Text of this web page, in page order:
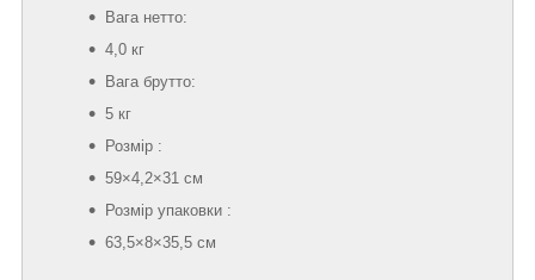
Вага нетто:
4,0 кг
Вага брутто:
5 кг
Розмір :
59×4,2×31 см
Розмір упаковки :
63,5×8×35,5 см